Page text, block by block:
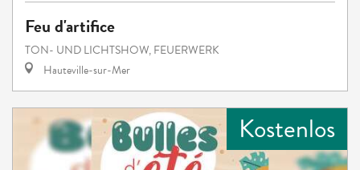
Feu d'artifice
TON- UND LICHTSHOW, FEUERWERK
Hauteville-sur-Mer
Kostenlos